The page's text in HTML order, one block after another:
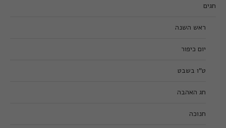
חגים
ראש השנה
יום כיפור
ט”ו בשבט
חג האהבה
חנוכה